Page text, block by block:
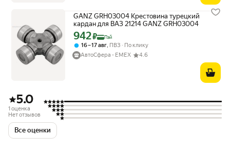
GANZ GRH03004 Крестовина турецкий
кардан для ВАЗ 21214 GANZ GRH03004
Цена с картой Яндекс Пэй 942 ₽ вместо
942₽ Пэй
16 – 17 авг, ПВЗ
По клику
АвтоСфера - ЕМЕХ
4.6
5.0
1 оценка
Нет отзывов
Все оценки